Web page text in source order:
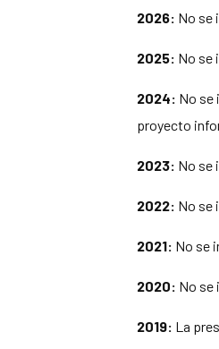
2026: No se
2025: No se
2024: No se
proyecto
2023: No se
2022: No se
2021: No se
2020: No se
2019: La